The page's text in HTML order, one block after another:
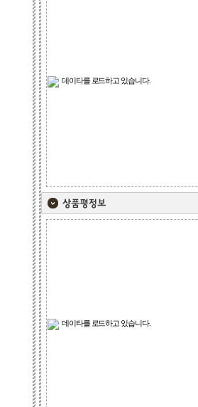
데이타를 로드하고 있습니다.
데이타를 로드하고 있습니다.